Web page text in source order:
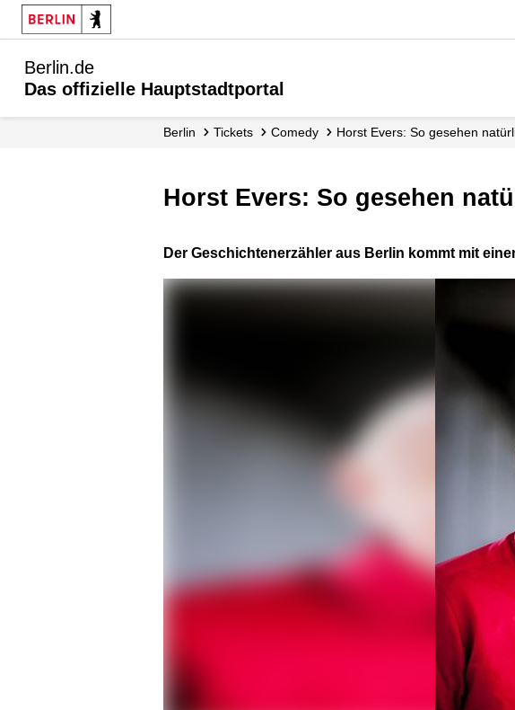
Berlin.de
Das offizielle Hauptstadtportal
Berlin Tickets Comedy Horst Evers: So gesehen
Horst Evers: So gesehen
Der Geschichtenerzähler aus Berlin kommt mit